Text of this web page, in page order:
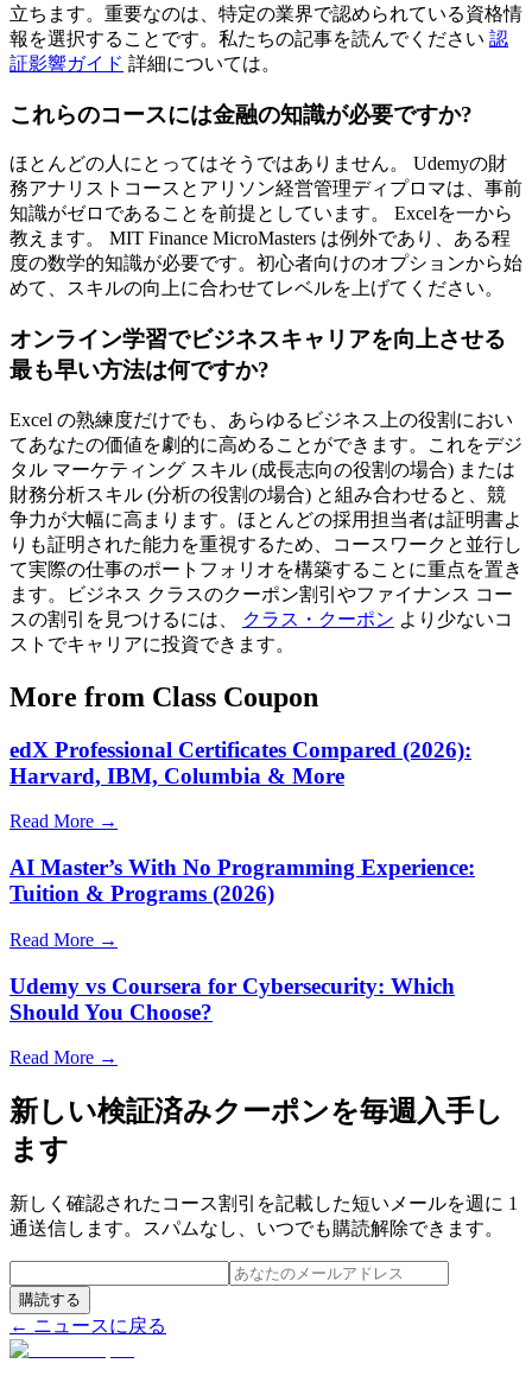
立ちます。重要なのは、特定の業界で認められている資格情
報を選択することです。私たちの記事を読んでください 認
証影響ガイド 詳細については。
これらのコースには金融の知識が必要ですか?
ほとんどの人にとってはそうではありません。 Udemyの財
務アナリストコースとアリソン経営管理ディプロマは、事前
知識がゼロであることを前提としています。 Excelを一から
教えます。 MIT Finance MicroMasters は例外であり、ある程
度の数学的知識が必要です。初心者向けのオプションから始
めて、スキルの向上に合わせてレベルを上げてください。
オンライン学習でビジネスキャリアを向上させる
最も早い方法は何ですか?
Excel の熟練度だけでも、あらゆるビジネス上の役割におい
てあなたの価値を劇的に高めることができます。これをデジ
タル マーケティング スキル (成長志向の役割の場合) または
財務分析スキル (分析の役割の場合) と組み合わせると、競
争力が大幅に高まります。ほとんどの採用担当者は証明書よ
りも証明された能力を重視するため、コースワークと並行し
て実際の仕事のポートフォリオを構築することに重点を置き
ます。ビジネス クラスのクーポン割引やファイナンス コー
スの割引を見つけるには、
クラス・クーポン より少ないコ
ストでキャリアに投資できます。
More from Class Coupon
edX Professional Certificates Compared (2026):
Harvard, IBM, Columbia & More
Read More →
AI Master’s With No Programming Experience:
Tuition & Programs (2026)
Read More →
Udemy vs Coursera for Cybersecurity: Which
Should You Choose?
Read More →
新しい検証済みクーポンを毎週入手し
ます
新しく確認されたコース割引を記載した短いメールを週に 1
通送信します。スパムなし、いつでも購読解除できます。
購読する
← ニュースに戻る